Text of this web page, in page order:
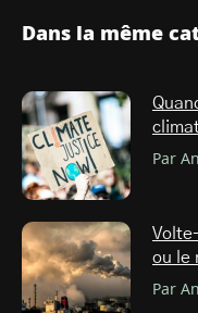
Dans la même
Par
ou le
Par